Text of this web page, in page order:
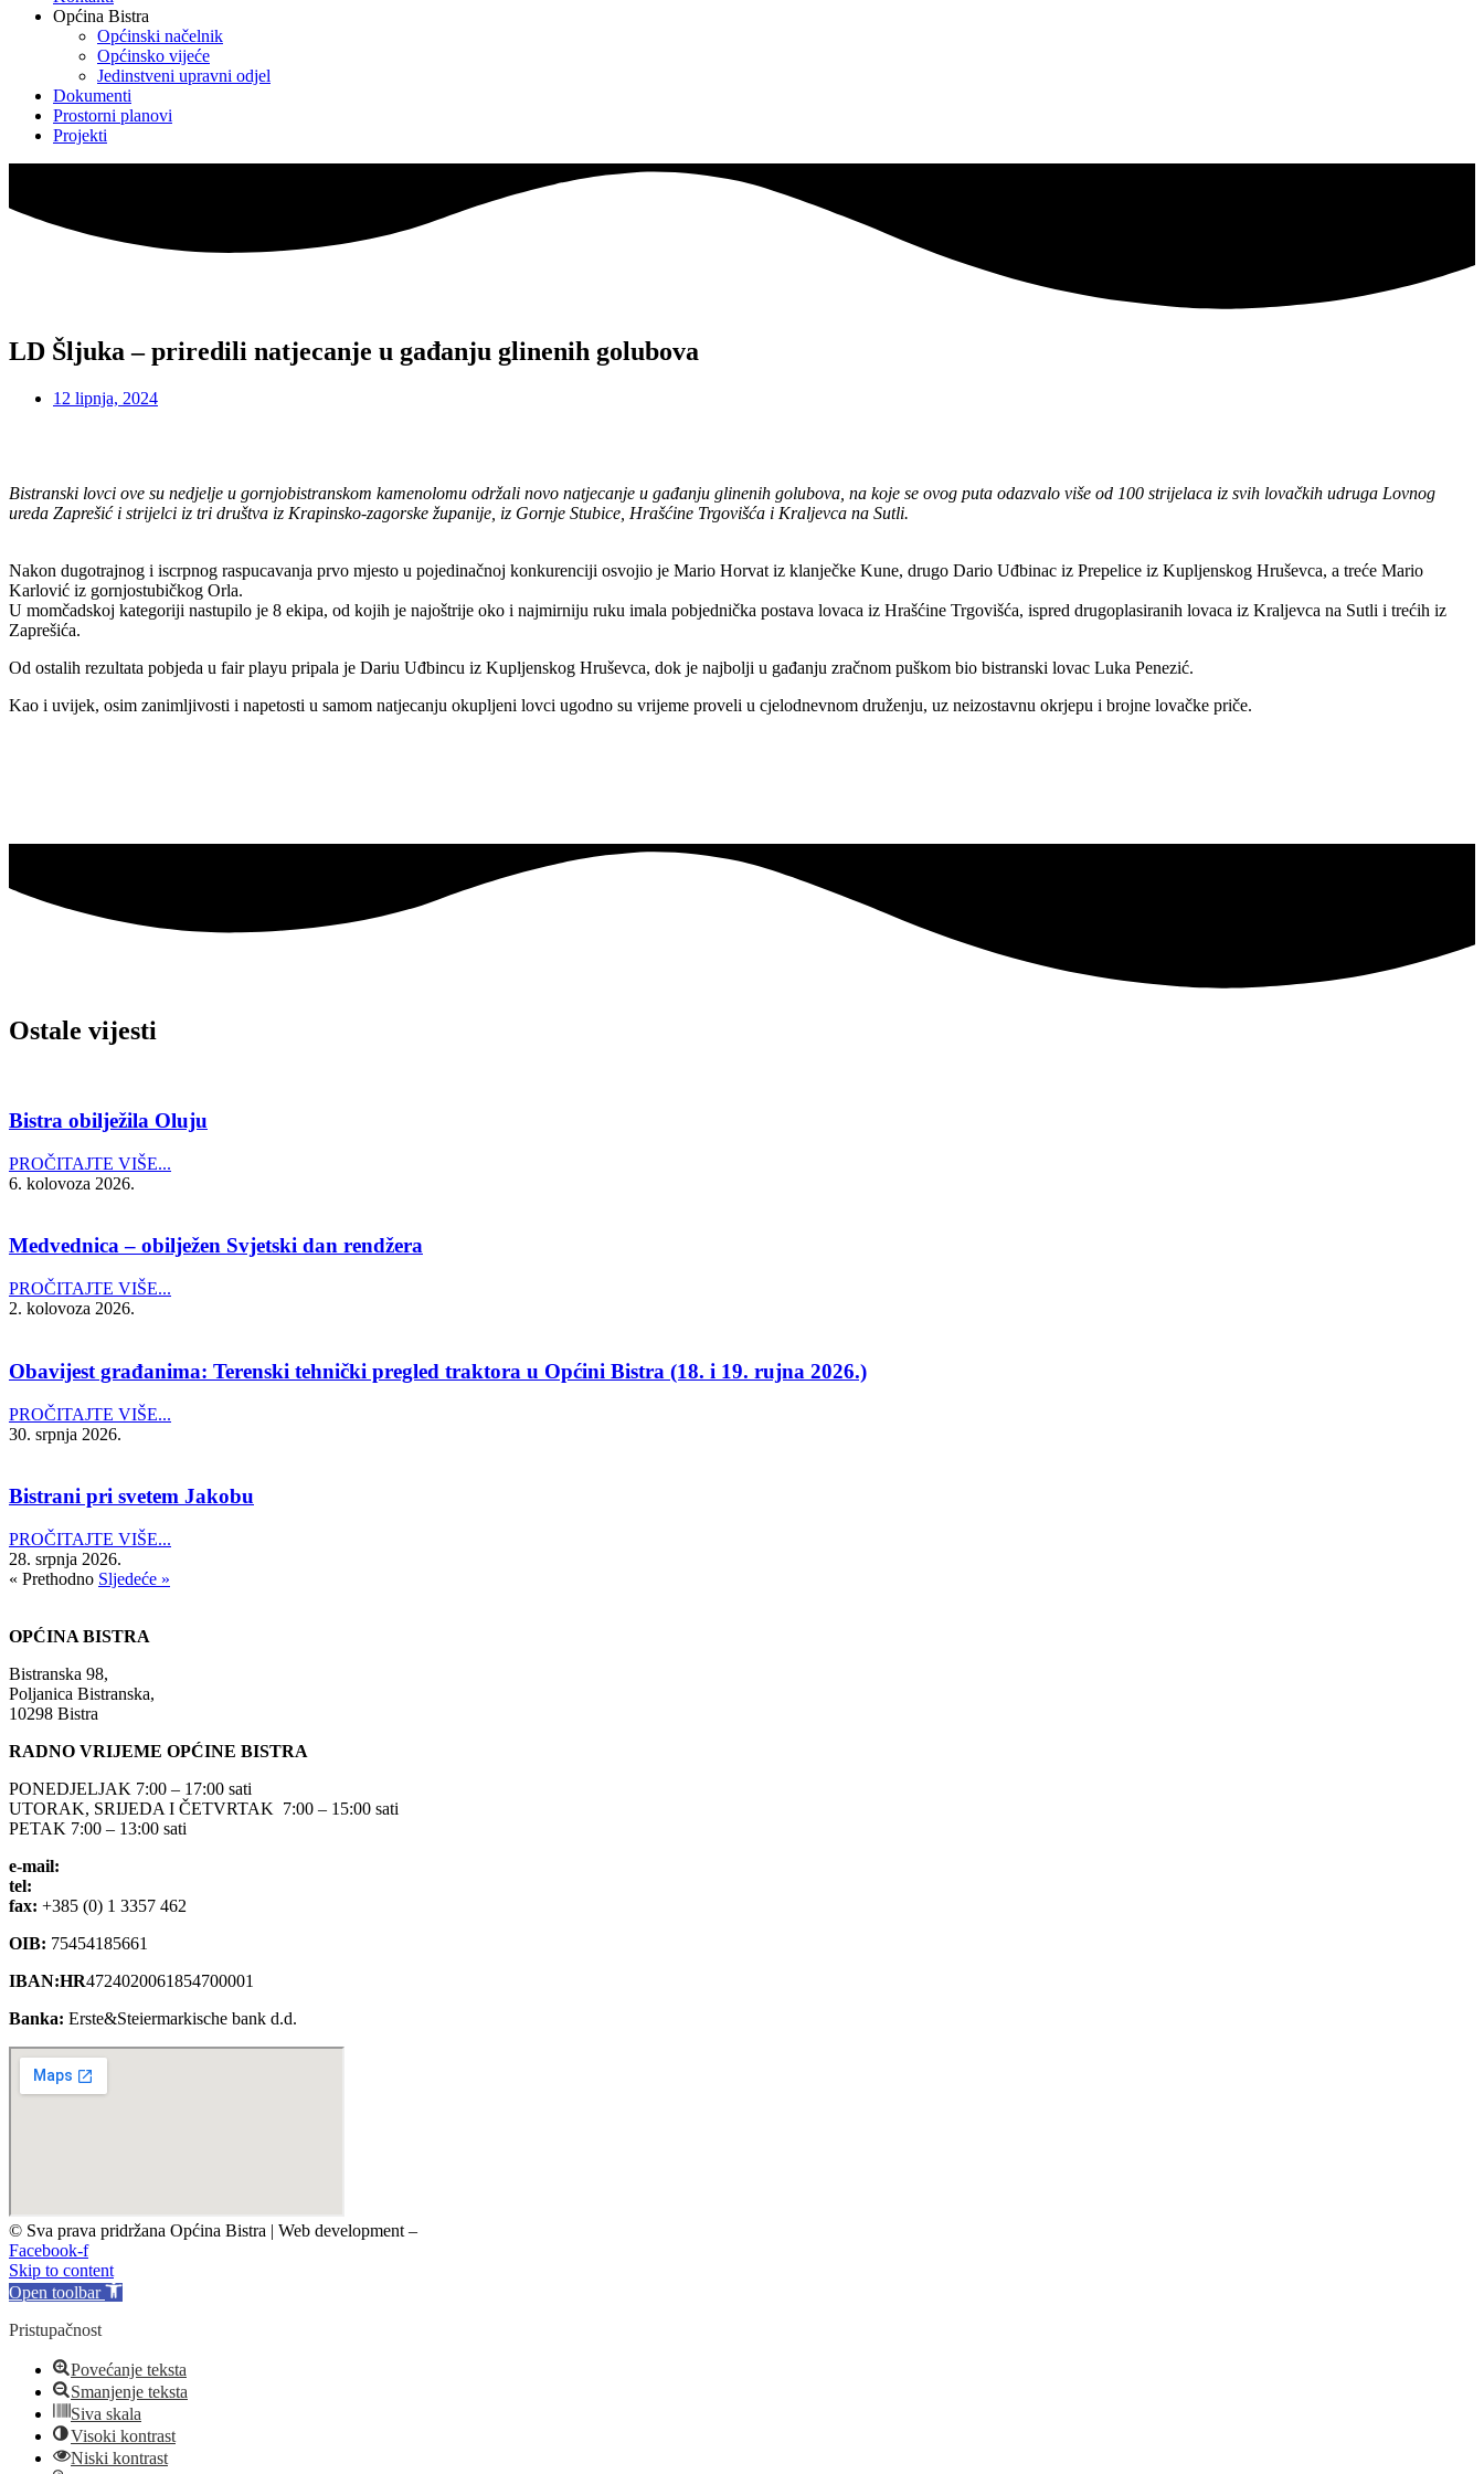
Općina Bistra
Općinski načelnik
Općinsko vijeće
Jedinstveni upravni odjel
Dokumenti
Prostorni planovi
Projekti
LD Šljuka – priredili natjecanje u gađanju glinenih golubova
12 lipnja, 2024
Bistranski lovci ove su nedjelje u gornjobistranskom kamenolomu održali novo natjecanje u gađanju glinenih golubova, na koje se ovog puta odazvalo više od 100 strijelaca iz svih lovačkih udruga Lovnog
ureda Zaprešić i strijelci iz tri društva iz Krapinsko-zagorske županije, iz Gornje Stubice, Hrašćine Trgovišća i Kraljevca na Sutli.
Nakon dugotrajnog i iscrpnog raspucavanja prvo mjesto u pojedinačnoj konkurenciji osvojio je Mario Horvat iz klanječke Kune, drugo Dario Uđbinac iz Prepelice iz Kupljenskog Hruševca, a treće Mario
Karlović iz gornjostubičkog Orla.
U momčadskoj kategoriji nastupilo je 8 ekipa, od kojih je najoštrije oko i najmirniju ruku imala pobjednička postava lovaca iz Hrašćine Trgovišća, ispred drugoplasiranih lovaca iz Kraljevca na Sutli i trećih iz
Zaprešića.
Od ostalih rezultata pobjeda u fair playu pripala je Dariu Uđbincu iz Kupljenskog Hruševca, dok je najbolji u gađanju zračnom puškom bio bistranski lovac Luka Penezić.
Kao i uvijek, osim zanimljivosti i napetosti u samom natjecanju okupljeni lovci ugodno su vrijeme proveli u cjelodnevnom druženju, uz neizostavnu okrjepu i brojne lovačke priče.
Ostale vijesti
Bistra obilježila Oluju
PROČITAJTE VIŠE...
6. kolovoza 2026.
Medvednica – obilježen Svjetski dan rendžera
PROČITAJTE VIŠE...
2. kolovoza 2026.
Obavijest građanima: Terenski tehnički pregled traktora u Općini Bistra (18. i 19. rujna 2026.)
PROČITAJTE VIŠE...
30. srpnja 2026.
Bistrani pri svetem Jakobu
PROČITAJTE VIŠE...
28. srpnja 2026.
« Prethodno Sljedeće »
OPĆINA BISTRA
Bistranska 98,
Poljanica Bistranska,
10298 Bistra
RADNO VRIJEME OPĆINE BISTRA
PONEDJELJAK 7:00 – 17:00 sati
UTORAK, SRIJEDA I ČETVRTAK 7:00 – 15:00 sati
PETAK 7:00 – 13:00 sati
e-mail:
tel:
fax: +385 (0) 1 3357 462
OIB: 75454185661
IBAN:HR4724020061854700001
Banka: Erste&Steiermarkische bank d.d.
© Sva prava pridržana Općina Bistra | Web development –
Facebook-f
Skip to content
Open toolbar
Pristupačnost
Povećanje teksta
Smanjenje teksta
Siva skala
Visoki kontrast
Niski kontrast